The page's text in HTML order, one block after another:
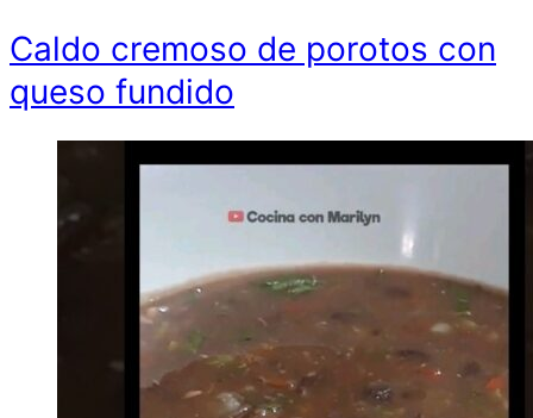
Caldo cremoso de porotos con
queso fundido